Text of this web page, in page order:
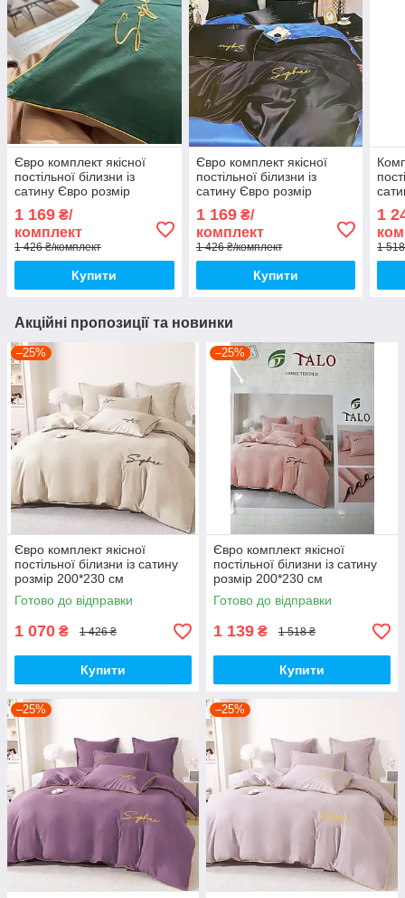
Євро комплект якісної
постільної білизни із
сатину Євро розмір
200*220 см
1 169 ₴/
комплект
1 426 ₴/комплект
Купити
Євро комплект якісної
постільної білизни із
сатину Євро розмір
200*220 см
1 169₴/
комплект
1 426 ₴/комплект
Купити
1
1
Акційні пропозиції та новинки
–25%
Євро комплект якісної
постільної білизни із сатину
розмір 200*230 см
Готово до відправки
1 070 ₴ 1 426 ₴
Купити
–25%
Євро комплект якісної
постільної білизни із сатину
розмір 200*230 см
Готово до відправки
1 139 ₴ 1 518 ₴
Купити
–25% –25%